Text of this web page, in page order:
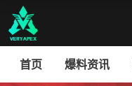
首页 爆料资讯